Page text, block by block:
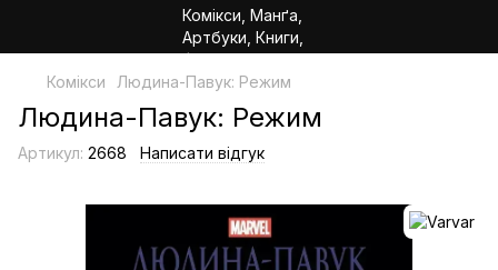
Комікси Людина-Павук: Режим
Людина-Павук: Режим
Артикул: 2668 Написати відгук